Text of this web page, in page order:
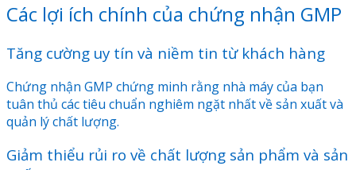
Các lợi ích chính của chứng nhận GMP
Tăng cường uy tín và niềm tin từ khách hàng
Chứng nhận GMP chứng minh rằng nhà máy của bạn
tuân thủ các tiêu chuẩn nghiêm ngặt nhất về sản xuất và
quản lý chất lượng.
Giảm thiểu rủi ro về chất lượng sản phẩm và sản